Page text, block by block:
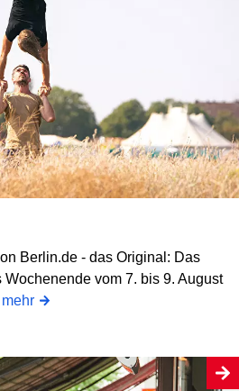
Berlin.de - das Original: Das
Wochenende vom 7. bis 9. August
mehr